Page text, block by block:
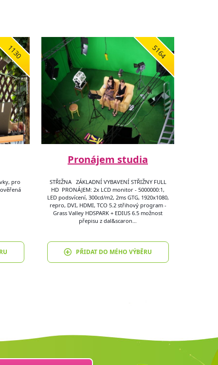
1130
pro
5164
Pronájem studia
STŘIŽNA ZÁKLADNÍ VYBAVENÍ STŘIŽNY FULL
HD PRONÁJEM: 2x LCD monitor - 5000000:1,
LED podsvícení, 300cd/m2, 2ms GTG, 1920x1080,
repro, DVI, HDMI, TCO 5.2 střihový program -
Grass Valley HDSPARK + EDIUS 6.5 možnost
přepisu z dal&scaron…
PŘIDAT DO MÉHO VÝBĚRU